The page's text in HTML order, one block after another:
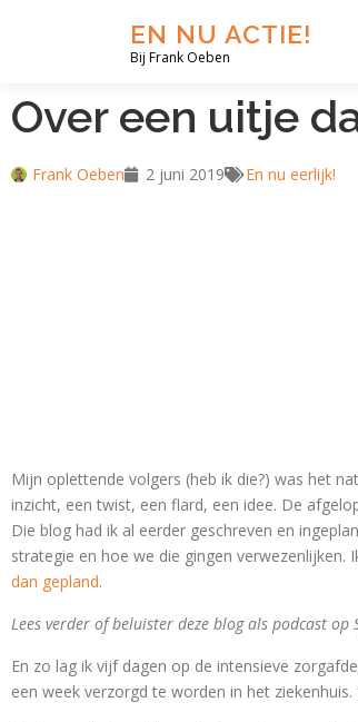
EN NU ACTIE!
Bij Frank Oeben
Over een uitje
Frank Oeben 2 juni 2019 En nu eerlijk!
Mijn oplettende volgers (heb ik die?) was het
inzicht, een twist, een flard, een idee. De
Die blog had ik al eerder geschreven en
strategie en hoe we die gingen verwezenlijken.
dan gepland.
Lees verder of beluister deze blog als podcast op
En zo lag ik vijf dagen op de intensieve
een week verzorgd te worden in het ziekenhuis.